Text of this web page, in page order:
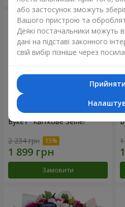
Букет "Квіткове Selfie!"
2 234 грн
Замовити
або застосунок зможуть
Вашого пристрою та
Деякі постачальники можуть
дані на підставі законного
свій вибір пізніше через
Прийняти